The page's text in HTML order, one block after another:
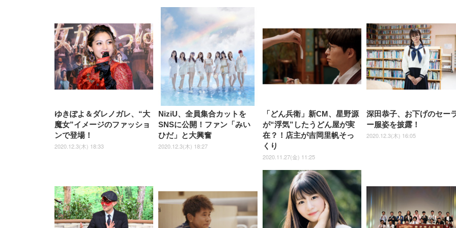
ゆきぽよ＆ダレノガレ、“大
魔女”イメージのファッショ
ンで登場！
2020.12.3(木) 18:33
NiziU、全員集合カットを
SNSに公開！ファン「みい
ひだ」と大興奮
2020.12.3(木) 18:27
「どん兵衛」新CM、星野源
が“浮気”したうどん屋が実
在？！店主が吉岡里帆そっ
くり
2020.11.27(金) 11:25
深田恭子、お下げのセー
ー服姿を披露！
2020.12.3(木) 16:05